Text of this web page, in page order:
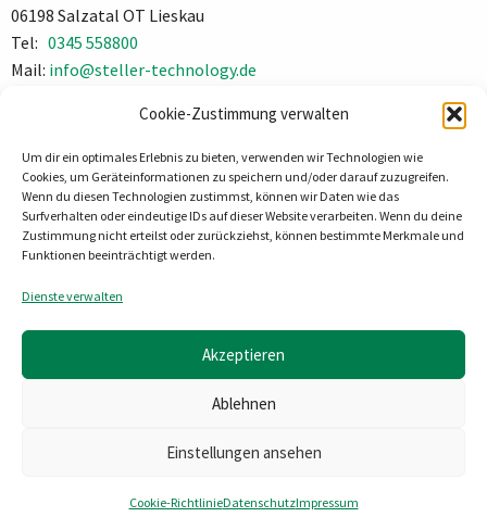
Cookie-Zustimmung verwalten
Um dir ein optimales Erlebnis zu bieten, verwenden wir Technologien wie
Cookies, um Geräteinformationen zu speichern und/oder darauf zuzugreifen.
Wenn du diesen Technologien zustimmst, können wir Daten wie das
Surfverhalten oder eindeutige IDs auf dieser Website verarbeiten. Wenn du deine
Zustimmung nicht erteilst oder zurückziehst, können bestimmte Merkmale und
Funktionen beeinträchtigt werden.
Dienste verwalten
Akzeptieren
Ablehnen
Einstellungen ansehen
Cookie-RichtlinieDatenschutzImpressum
06198 Salzatal OT Lieskau
Tel: 0345 558800
Mail: info@steller-technology.de